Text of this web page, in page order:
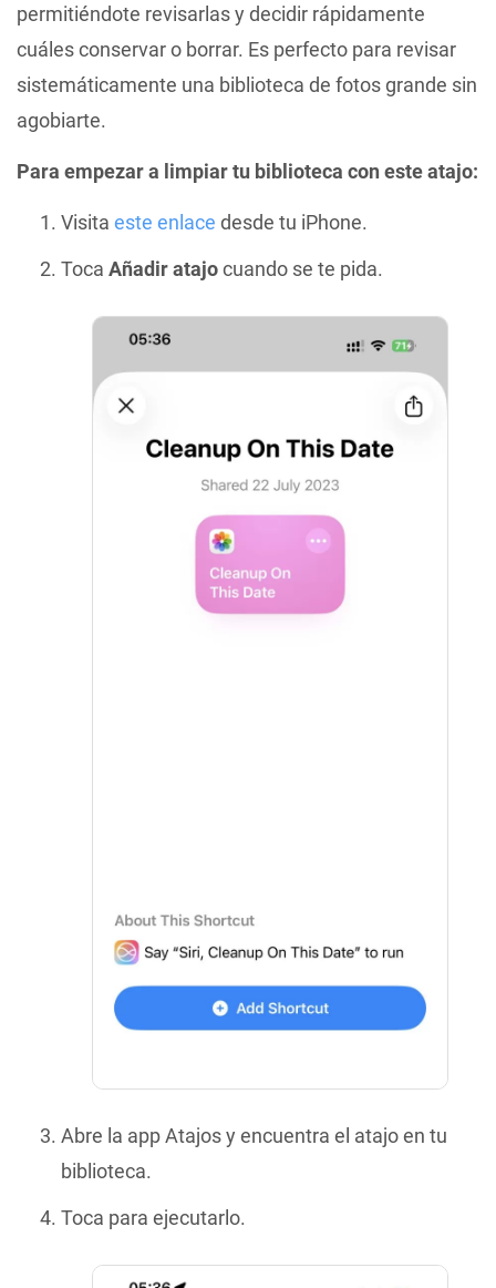
permitiéndote revisarlas y decidir rápidamente
cuáles conservar o borrar. Es perfecto para revisar
sistemáticamente una biblioteca de fotos grande sin
agobiarte.
Para empezar a limpiar tu biblioteca con este atajo:
Visita este enlace desde tu iPhone.
Toca Añadir atajocuando se te pida.
Abre la app Atajos y encuentra el atajo en tu
biblioteca.
Toca para ejecutarlo.